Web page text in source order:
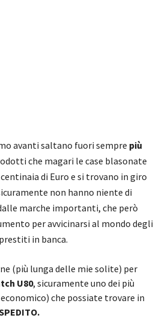
avanti saltano fuori sempre più
che magari le case blasonate
di Euro e si trovano in giro
non hanno niente di
marche importanti, che però
per avvicinarsi al mondo degli
in banca.
(più lunga delle mie solite) per
U80, sicuramente uno dei più
che possiate trovare in